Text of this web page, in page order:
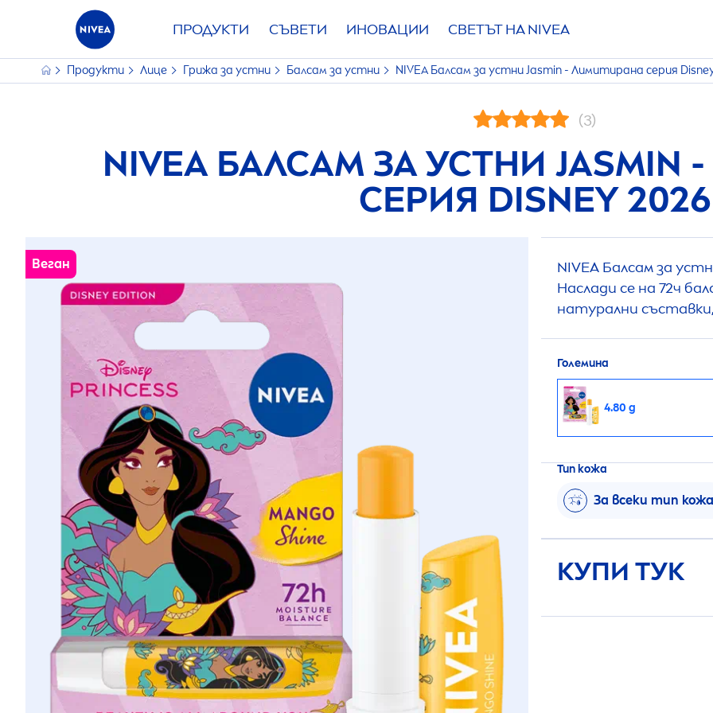
ПРОДУКТИ СЪВЕТИ ИНОВАЦИИ СВЕТЪТ НАNIVEA
Продукти Лице Грижа за устни Балсам за устни NIVEAБалсам за устни Jasmin - Лимитирана серия
(3)
NIVEAБАЛСАМ ЗА УСТНИ JASMIN
СЕРИЯ DISNEY 2026
Веган NIVEA Балсам за
Наслади се на 72ч
натурални
Големина
4.80 g
Тип кожа
За всеки тип кожа
КУПИ ТУК